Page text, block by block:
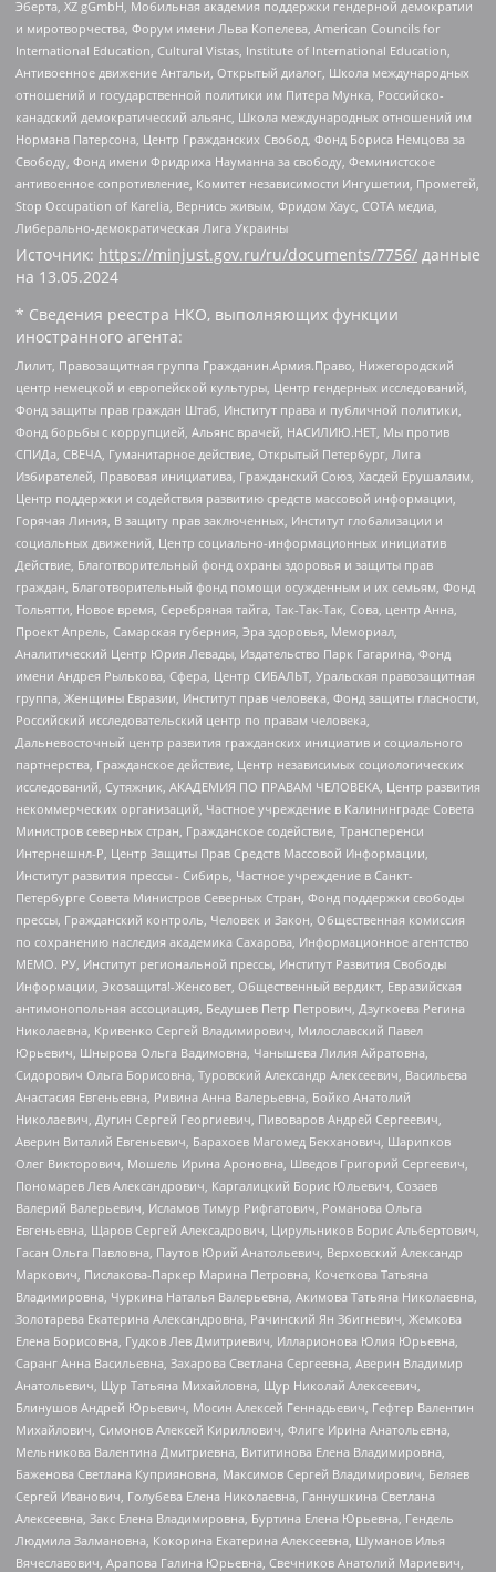
Эберта, XZ gGmbH, Мобильная академия поддержки гендерной демократии
и миротворчества, Форум имени Льва Копелева, American Councils for
International Education, Cultural Vistas, Institute of International Education,
Антивоенное движение Антальи, Открытый диалог, Школа международных
отношений и государственной политики им Питера Мунка, Российско-
канадский демократический альянс, Школа международных отношений им
Нормана Патерсона, Центр Гражданских Свобод, Фонд Бориса Немцова за
Свободу, Фонд имени Фридриха Науманна за свободу, Феминистское
антивоенное сопротивление, Комитет независимости Ингушетии, Прометей,
Stop Occupation of Karelia, Вернись живым, Фридом Хаус, СОТА медиа,
Либерально-демократическая Лига Украины
Источник: https://minjust.gov.ru/ru/documents/7756/ данные
на 13.05.2024
* Сведения реестра НКО, выполняющих функции
иностранного агента:
Лилит, Правозащитная группа Гражданин.Армия.Право, Нижегородский
центр немецкой и европейской культуры, Центр гендерных исследований,
Фонд защиты прав граждан Штаб, Институт права и публичной политики,
Фонд борьбы с коррупцией, Альянс врачей, НАСИЛИЮ.НЕТ, Мы против
СПИДа, СВЕЧА, Гуманитарное действие, Открытый Петербург, Лига
Избирателей, Правовая инициатива, Гражданский Союз, Хасдей Ерушалаим,
Центр поддержки и содействия развитию средств массовой информации,
Горячая Линия, В защиту прав заключенных, Институт глобализации и
социальных движений, Центр социально-информационных инициатив
Действие, Благотворительный фонд охраны здоровья и защиты прав
граждан, Благотворительный фонд помощи осужденным и их семьям, Фонд
Тольятти, Новое время, Серебряная тайга, Так-Так-Так, Сова, центр Анна,
Проект Апрель, Самарская губерния, Эра здоровья, Мемориал,
Аналитический Центр Юрия Левады, Издательство Парк Гагарина, Фонд
имени Андрея Рылькова, Сфера, Центр СИБАЛЬТ, Уральская правозащитная
группа, Женщины Евразии, Институт прав человека, Фонд защиты гласности,
Российский исследовательский центр по правам человека,
Дальневосточный центр развития гражданских инициатив и социального
партнерства, Гражданское действие, Центр независимых социологических
исследований, Сутяжник, АКАДЕМИЯ ПО ПРАВАМ ЧЕЛОВЕКА, Центр развития
некоммерческих организаций, Частное учреждение в Калининграде Совета
Министров северных стран, Гражданское содействие, Трансперенси
Интернешнл-Р, Центр Защиты Прав Средств Массовой Информации,
Институт развития прессы - Сибирь, Частное учреждение в Санкт-
Петербурге Совета Министров Северных Стран, Фонд поддержки свободы
прессы, Гражданский контроль, Человек и Закон, Общественная комиссия
по сохранению наследия академика Сахарова, Информационное агентство
МЕМО. РУ, Институт региональной прессы, Институт Развития Свободы
Информации, Экозащита!-Женсовет, Общественный вердикт, Евразийская
антимонопольная ассоциация, Бедушев Петр Петрович, Дзугкоева Регина
Николаевна, Кривенко Сергей Владимирович, Милославский Павел
Юрьевич, Шнырова Ольга Вадимовна, Чанышева Лилия Айратовна,
Сидорович Ольга Борисовна, Туровский Александр Алексеевич, Васильева
Анастасия Евгеньевна, Ривина Анна Валерьевна, Бойко Анатолий
Николаевич, Дугин Сергей Георгиевич, Пивоваров Андрей Сергеевич,
Аверин Виталий Евгеньевич, Барахоев Магомед Бекханович, Шарипков
Олег Викторович, Мошель Ирина Ароновна, Шведов Григорий Сергеевич,
Пономарев Лев Александрович, Каргалицкий Борис Юльевич, Созаев
Валерий Валерьевич, Исламов Тимур Рифгатович, Романова Ольга
Евгеньевна, Щаров Сергей Алексадрович, Цирульников Борис Альбертович,
Гасан Ольга Павловна, Паутов Юрий Анатольевич, Верховский Александр
Маркович, Пислакова-Паркер Марина Петровна, Кочеткова Татьяна
Владимировна, Чуркина Наталья Валерьевна, Акимова Татьяна Николаевна,
Золотарева Екатерина Александровна, Рачинский Ян Збигневич, Жемкова
Елена Борисовна, Гудков Лев Дмитриевич, Илларионова Юлия Юрьевна,
Саранг Анна Васильевна, Захарова Светлана Сергеевна, Аверин Владимир
Анатольевич, Щур Татьяна Михайловна, Щур Николай Алексеевич,
Блинушов Андрей Юрьевич, Мосин Алексей Геннадьевич, Гефтер Валентин
Михайлович, Симонов Алексей Кириллович, Флиге Ирина Анатольевна,
Мельникова Валентина Дмитриевна, Вититинова Елена Владимировна,
Баженова Светлана Куприяновна, Максимов Сергей Владимирович, Беляев
Сергей Иванович, Голубева Елена Николаевна, Ганнушкина Светлана
Алексеевна, Закс Елена Владимировна, Буртина Елена Юрьевна, Гендель
Людмила Залмановна, Кокорина Екатерина Алексеевна, Шуманов Илья
Вячеславович, Арапова Галина Юрьевна, Свечников Анатолий Мариевич,